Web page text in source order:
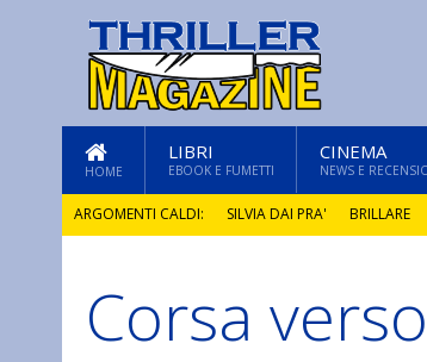
HOME
LIBRI
EBOOK E FUMETTI
CINEMA
NEWS E
ARGOMENTI CALDI: SILVIA DAI PRA' BRILLARE
GLI ANNI DI PIETRA
Corsa